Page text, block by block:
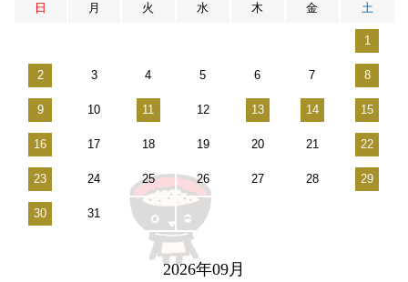
日 月 火 水 木 金 土
1
2 3 4 5 6 7 8
9 10 11 12 13 14 15
16 17 18 19 20 21 22
23 24 25 26 27 28 29
30 31
2026年09月